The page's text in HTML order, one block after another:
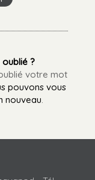
?
votre mot
pouvons vous
nouveau.